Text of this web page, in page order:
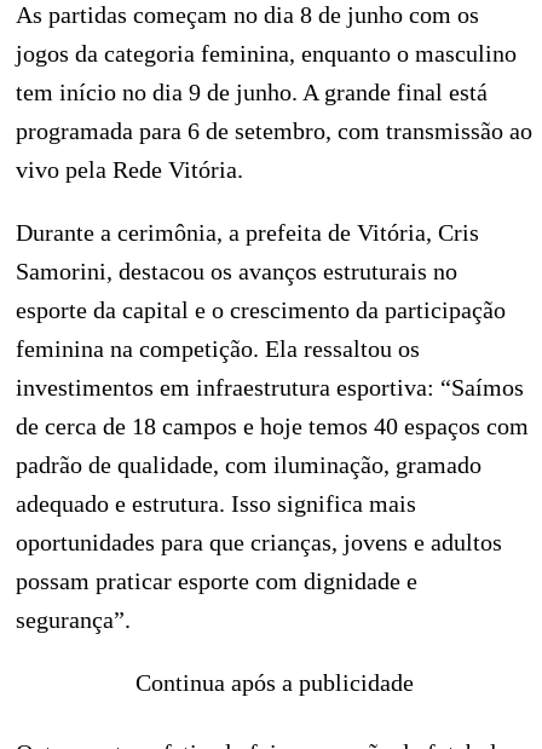
As partidas começam no dia 8 de junho com os
jogos da categoria feminina, enquanto o masculino
tem início no dia 9 de junho. A grande final está
programada para 6 de setembro, com transmissão ao
vivo pela Rede Vitória.
Durante a cerimônia, a prefeita de Vitória, Cris
Samorini, destacou os avanços estruturais no
esporte da capital e o crescimento da participação
feminina na competição. Ela ressaltou os
investimentos em infraestrutura esportiva: “Saímos
de cerca de 18 campos e hoje temos 40 espaços com
padrão de qualidade, com iluminação, gramado
adequado e estrutura. Isso significa mais
oportunidades para que crianças, jovens e adultos
possam praticar esporte com dignidade e
segurança”.
Continua após a publicidade